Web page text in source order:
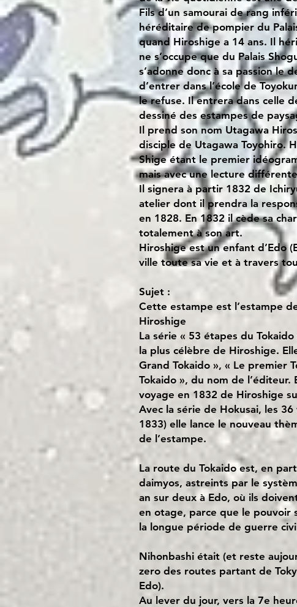
Fils d’un samourai de rang
héréditaire de pompier du
quand Hiroshige a 14 ans. Il
ne s’occupe que du Palais
s’adonne donc à sa passion le
d’entrer dans l’école de
le refuse. Il entrera dans celle
dessiné des estampes de
Il prend son nom Utagawa
disciple de Utagawa Toyohiro.
Shige étant le premier
mais avec une lecture
Il signera à partir 1832 de
atelier dont il prendra la
en 1828. En 1832 il cède sa
totalement à son art.
Hiroshige est un enfant d’Edo
ville toute sa vie et à travers
Sujet :
Cette estampe est l’estampe
Hiroshige
La série « 53 étapes du
la plus célèbre de Hiroshige.
Grand Tokaido », « Le premier
Tokaido », du nom de l’éditeur.
voyage en 1832 de Hiroshige
Avec la série de Hokusai, les
1833) elle lance le nouveau
de l’estampe.
La route du Tokaido est, en
daimyos, astreints par le
an sur deux à Edo, où ils
en otage, parce que le pouvoir
la longue période de guerre
Nihonbashi était (et reste
zero des routes partant de
Edo).
Au lever du jour, vers la 7e